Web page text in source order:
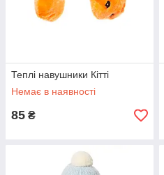
Теплі навушники Кітті
Немає в наявності
85 ₴